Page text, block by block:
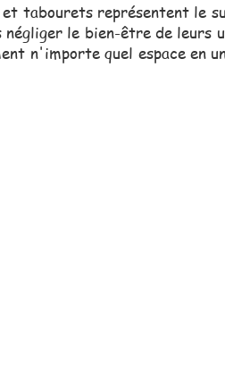
et tabourets représentent le
le bien-être de leurs
n'importe quel espace en